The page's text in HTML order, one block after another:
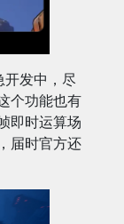
发中， 尽
个功能也有
即时运算场
届时官方还